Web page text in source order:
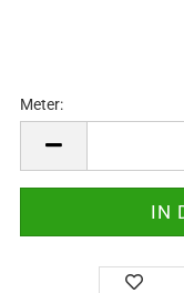
Meter: